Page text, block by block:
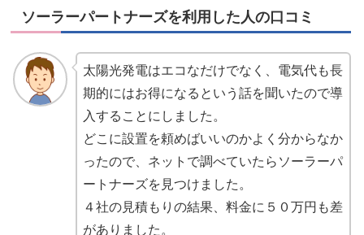
ソーラーパートナーズを利用した人の口コミ
太陽光発電はエコなだけでなく、電気代も長
期的にはお得になるという話を聞いたので導
入することにしました。
どこに設置を頼めばいいのかよく分からなか
ったので、ネットで調べていたらソーラーパ
ートナーズを見つけました。
４社の見積もりの結果、料金に５０万円も差
がありました。